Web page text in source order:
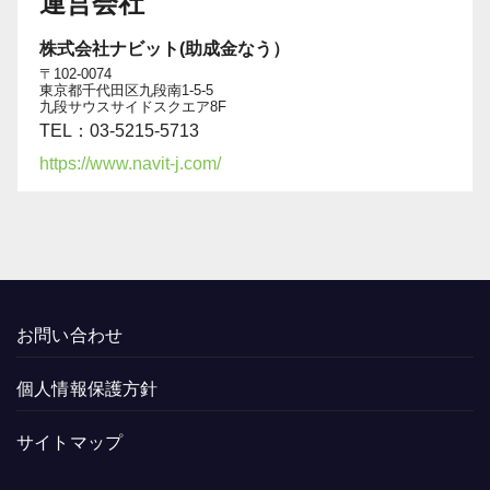
株式会社ナビット(助成金なう）
〒102-0074
東京都千代田区九段南1-5-5
九段サウスサイドスクエア8F
TEL：03-5215-5713
https://www.navit-j.com/
お問い合わせ
個人情報保護方針
サイトマップ